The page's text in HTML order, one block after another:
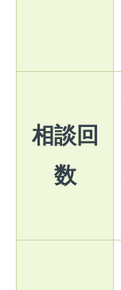
相談回
数